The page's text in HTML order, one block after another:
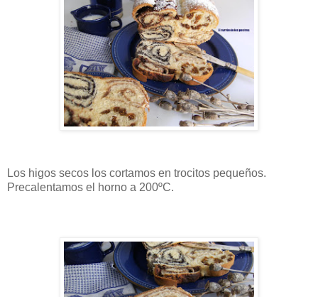
Los higos secos los cortamos en trocitos pequeños.
Precalentamos el horno a 200ºC.